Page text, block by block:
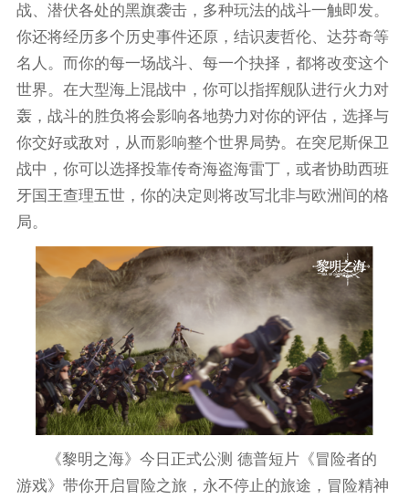
战、潜伏各处的黑旗袭击，多种玩法的战斗一触即发。
你还将经历多个历史事件还原，结识麦哲伦、达芬奇等
名人。而你的每一场战斗、每一个抉择，都将改变这个
世界。在大型海上混战中，你可以指挥舰队进行火力对
轰，战斗的胜负将会影响各地势力对你的评估，选择与
你交好或敌对，从而影响整个世界局势。在突尼斯保卫
战中，你可以选择投靠传奇海盗海雷丁，或者协助西班
牙国王查理五世，你的决定则将改写北非与欧洲间的格
局。
《黎明之海》今日正式公测 德普短片《冒险者的
游戏》带你开启冒险之旅，永不停止的旅途，冒险精神